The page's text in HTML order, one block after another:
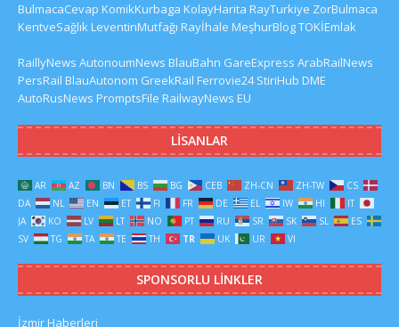
BulmacaCevap KomikKurbaga KolayHarita RayTurkiye ZorBulmaca
KentveSağlıkLeventinMutfağı Rayİhale MeşhurBlogTOKİEmlak
RaillyNews AutonoumNews BlauBahn GareExpress ArabRailNews
PersRail BlauAutonom GreekRail Ferrovie24 StiriHub DME
AutoRusNews PromptsFile RailwayNews EU
LISANLAR
AR AZ BN BS BG CEB ZH-CN ZH-TW
CS
DA
NL EN ET FI FR DE EL IW HI
IT
JA
KO LV LT NO PT RU SR SK SL
ES
SV
TG TA TE TH TR UK UR VI
SPONSORLU LINKLER
İzmir Haberleri